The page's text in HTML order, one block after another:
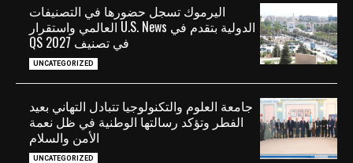
اليرموك تسجل حضورها في التصنيفات
الدولية بتقدم في U.S. News العالمي واستقرار
في تصنيف QS 2027
UNCATEGORIZED
جامعة العلوم والتكنولوجيا تتبادل التهاني بعيد
الفطر وتؤكد رسالتها الوطنية في ظل نعمة
الأمن والسلام
UNCATEGORIZED